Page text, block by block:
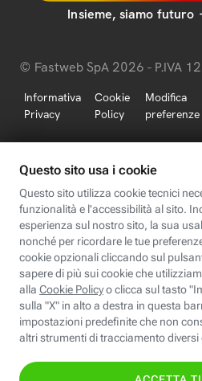
Insieme, siamo futuro
© Fastweb SpA 2026 - P.IVA
Informativa
Privacy
Cookie
Policy
Modifica